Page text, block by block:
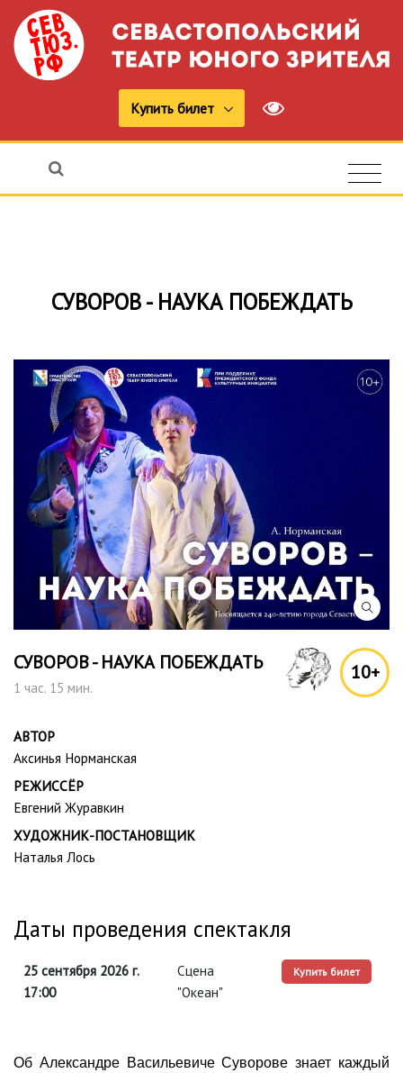
Купить билет
СУВОРОВ - НАУКА ПОБЕЖДАТЬ
СУВОРОВ - НАУКА ПОБЕЖДАТЬ
1 час. 15 мин.
10+
АВТОР
Аксинья Норманская
РЕЖИССЁР
Евгений Журавкин
ХУДОЖНИК-ПОСТАНОВЩИК
Наталья Лось
Даты проведения спектакля
25 сентября 2026 г.
17:00
Сцена
"Океан"
Купить билет
Об Александре Васильевиче Суворове знает каждый